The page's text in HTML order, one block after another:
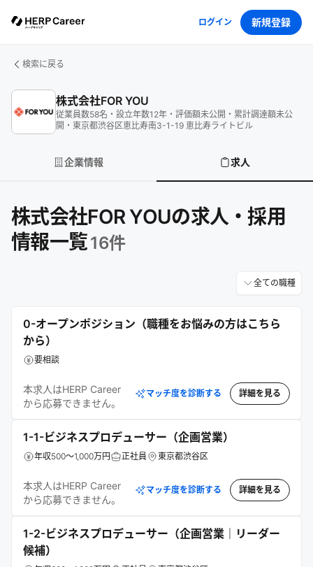
ログイン 新規登録
検索に戻る
株式会社FOR YOU
従業員数58名 ・ 設立年数12年 ・ 評価額未公開 ・ 累計調達額未公
開 ・ 東京都渋谷区恵比寿南3-1-19 恵比寿ライトビル
企業情報 求人
株式会社FOR YOUの求人・採用
情報一覧16件
全ての職種
0-オープンポジション（職種をお悩みの方はこちら
から）
要相談
本求人はHERP Career
から応募できません。
マッチ度を診断する 詳細を見る
1-1-ビジネスプロデューサー（企画営業）
年収500～1,000万円 正社員 東京都渋谷区
本求人はHERP Career
から応募できません。
マッチ度を診断する 詳細を見る
1-2-ビジネスプロデューサー（企画営業｜リーダー
候補）